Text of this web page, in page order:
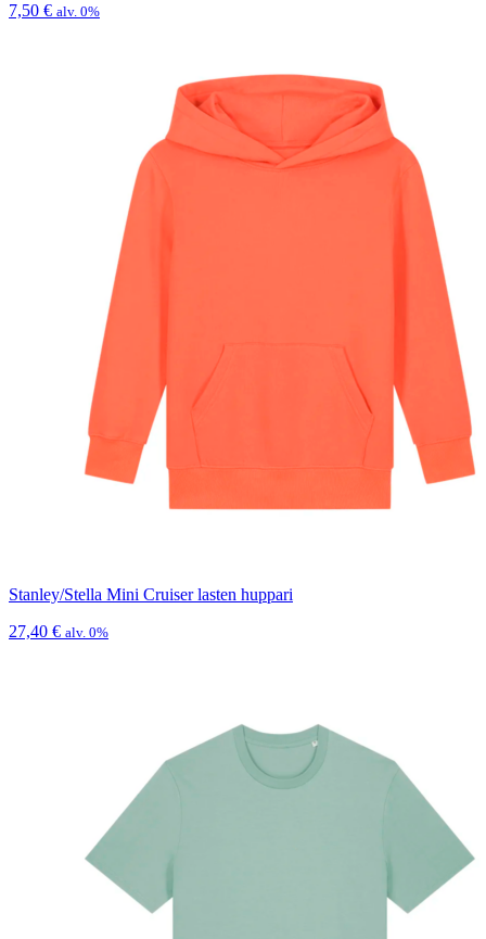
7,50 € alv. 0%
Stanley/Stella Mini Cruiser lasten huppari
27,40 € alv. 0%